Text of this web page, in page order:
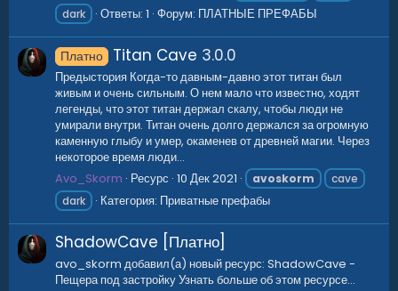
dark Ответы: 1 Форум: ПЛАТНЫЕ ПРЕФАБЫ
Платно Titan Cave 3.0.0
Предыстория Когда-то давным-давно этот титан был
живым и очень сильным. О нем мало что известно, ходят
легенды, что этот титан держал скалу, чтобы люди не
умирали внутри. Титан очень долго держался за огромную
каменную глыбу и умер, окаменев от древней магии. Через
некоторое время люди...
Avo_Skorm Ресурс 10 Дек 2021 avoskorm
cave
dark
Категория: Приватные префабы
ShadowCave [Платно]
avo_skorm добавил(а) новый ресурс: ShadowCave -
Пещера под застройку Узнать больше об этом ресурсе...